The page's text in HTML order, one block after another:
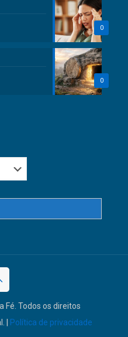
0
0
Fé. Todos os direitos
|
Política de privacidade